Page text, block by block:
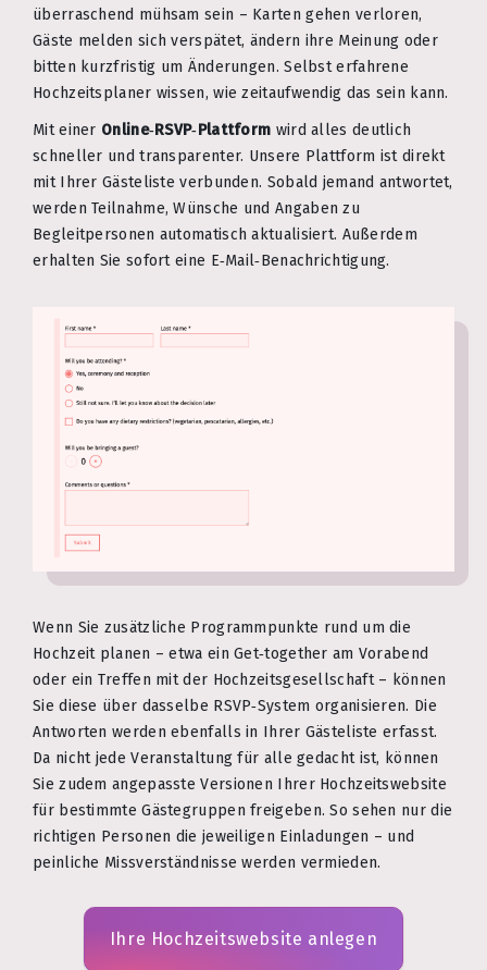
überraschend mühsam sein – Karten gehen verloren,
Gäste melden sich verspätet, ändern ihre Meinung oder
bitten kurzfristig um Änderungen. Selbst erfahrene
Hochzeitsplaner wissen, wie zeitaufwendig das sein kann.
Mit einer Online‑RSVP‑Plattform wird alles deutlich
schneller und transparenter. Unsere Plattform ist direkt
mit Ihrer Gästeliste verbunden. Sobald jemand antwortet,
werden Teilnahme, Wünsche und Angaben zu
Begleitpersonen automatisch aktualisiert. Außerdem
erhalten Sie sofort eine E‑Mail‑Benachrichtigung.
Wenn Sie zusätzliche Programmpunkte rund um die
Hochzeit planen – etwa ein Get‑together am Vorabend
oder ein Treffen mit der Hochzeitsgesellschaft – können
Sie diese über dasselbe RSVP‑System organisieren. Die
Antworten werden ebenfalls in Ihrer Gästeliste erfasst.
Da nicht jede Veranstaltung für alle gedacht ist, können
Sie zudem angepasste Versionen Ihrer Hochzeitswebsite
für bestimmte Gästegruppen freigeben. So sehen nur die
richtigen Personen die jeweiligen Einladungen – und
peinliche Missverständnisse werden vermieden.
Ihre Hochzeitswebsite anlegen